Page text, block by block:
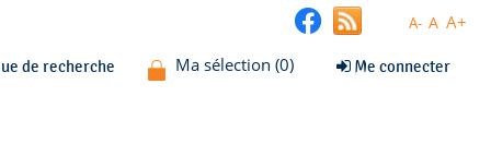
A- A A+
de recherche Me connecter